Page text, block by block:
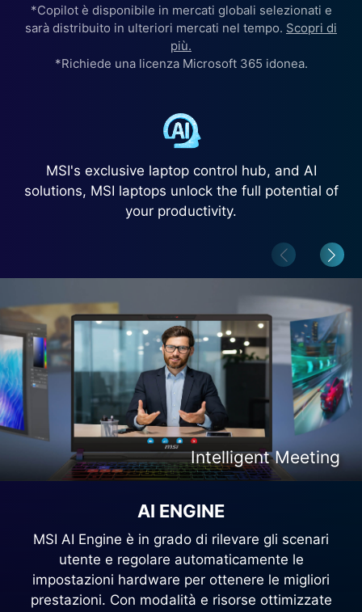
*Copilot è disponibile in mercati globali selezionati e
sarà distribuito in ulteriori mercati nel tempo. Scopri di
più.
*Richiede una licenza Microsoft 365 idonea.
MSI's exclusive laptop control hub, and AI
solutions, MSI laptops unlock the full potential of
your productivity.
Intelligent Entertainment
Intelligent Content Creation
Intelligent Meeting
Intelligent Gaming
AI ENGINE
MSI AI Engine è in grado di rilevare gli scenari
utente e regolare automaticamente le
impostazioni hardware per ottenere le migliori
prestazioni. Con modalità e risorse ottimizzate